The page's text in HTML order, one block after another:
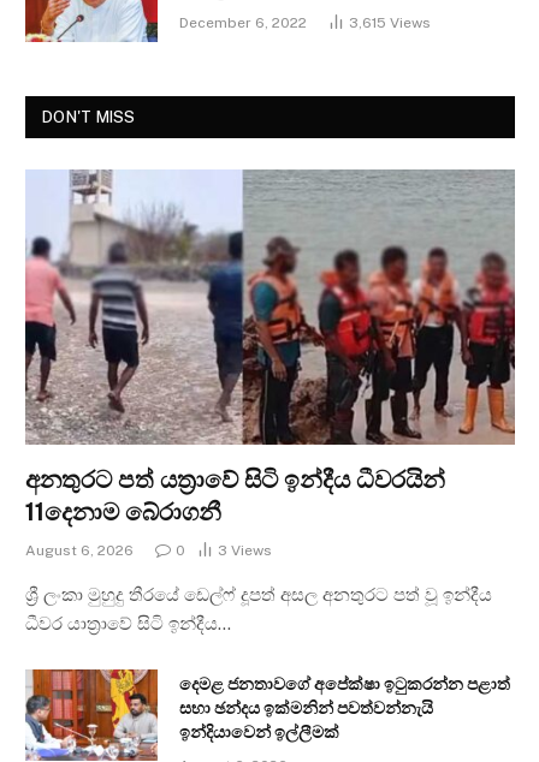
December 6, 2022 3,615 Views
DON'T MISS
අනතුරට පත් යත්‍රාවේ සිටි ඉන්දීය ධීවරයින්
11දෙනාම බේරාගනී
August 6, 2026 0 3 Views
ශ්‍රී ලංකා මුහුදු තීරයේ ඩෙල්ෆ් දූපත් අසල අනතුරට පත් වූ ඉන්දීය
ධීවර යාත්‍රාවේ සිටි ඉන්දීය…
දෙමළ ජනතාවගේ අපේක්ෂා ඉටුකරන්න පළාත්
සභා ඡන්දය ඉක්මනින් පවත්වන්නැයි
ඉන්දියාවෙන් ඉල්ලීමක්